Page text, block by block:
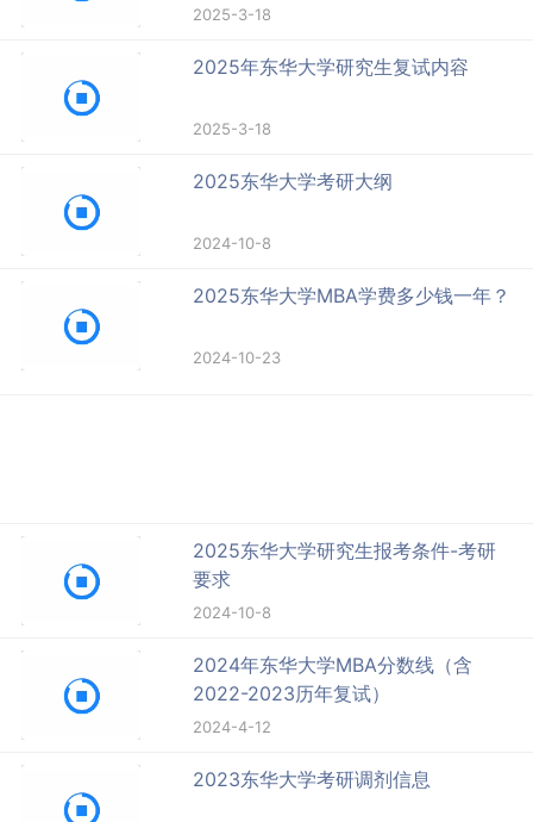
2025-3-18
2025年东华大学研究生复试内容
2025-3-18
2025东华大学考研大纲
2024-10-8
2025东华大学MBA学费多少钱一年？
2024-10-23
2025东华大学研究生报考条件-考研
要求
2024-10-8
2024年东华大学MBA分数线（含
2022-2023历年复试）
2024-4-12
2023东华大学考研调剂信息